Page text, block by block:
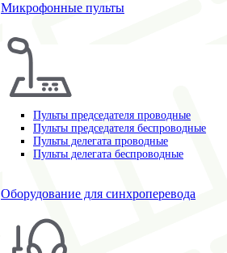
Микрофонные пульты
Пульты председателя проводные
Пульты председателя беспроводные
Пульты делегата проводные
Пульты делегата беспроводные
Оборудование для синхроперевода